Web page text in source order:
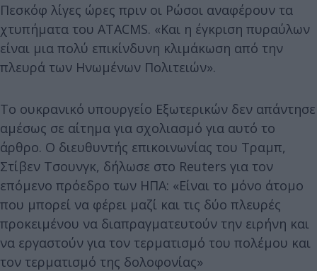
Πεσκόφ λίγες ώρες πριν οι Ρώσοι αναφέρουν τα
χτυπήματα του ATACMS. «Και η έγκριση πυραύλων
είναι μια πολύ επικίνδυνη κλιμάκωση από την
πλευρά των Ηνωμένων Πολιτειών».
Το ουκρανικό υπουργείο Εξωτερικών δεν απάντησε
αμέσως σε αίτημα για σχολιασμό για αυτό το
άρθρο. Ο διευθυντής επικοινωνίας του Τραμπ,
Στίβεν Τσουνγκ, δήλωσε στο Reuters για τον
επόμενο πρόεδρο των ΗΠΑ: «Είναι το μόνο άτομο
που μπορεί να φέρει μαζί και τις δύο πλευρές
προκειμένου να διαπραγματευτούν την ειρήνη και
να εργαστούν για τον τερματισμό του πολέμου και
τον τερματισμό της δολοφονίας»